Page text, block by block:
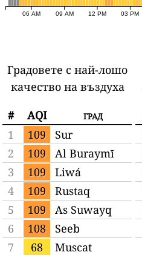
06 AM 09 AM 12 PM 03 PM
Градовете с най-лошо
качество на въздуха
#
AQI
град
1
109
Sur
2
109
Al Buraymī
3
109
Liwá
4
109
Rustaq
5
109
As Suwayq
6
108
Seeb
7
68 Muscat